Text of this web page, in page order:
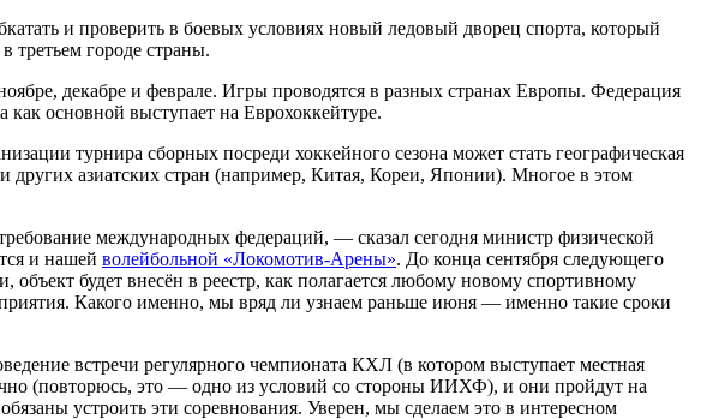
и проверить в боевых условиях новый ледовый дворец спорта, который
третьем городе страны.
декабре и феврале. Игры проводятся в разных странах Европы. Федерация
основной выступает на Еврохоккейтуре.
турнира сборных посреди хоккейного сезона может стать географическая
других азиатских стран (например, Китая, Кореи, Японии). Многое в этом
международных федераций, — сказал сегодня министр физической
и нашей волейбольной «Локомотив-Арены». До конца сентября следующего
будет внесён в реестр, как полагается любому новому спортивному
Какого именно, мы вряд ли узнаем раньше июня — именно такие сроки
встречи регулярного чемпионата КХЛ (в котором выступает местная
(повторюсь, это — одно из условий со стороны ИИХФ), и они пройдут на
устроить эти соревнования. Уверен, мы сделаем это в интересном